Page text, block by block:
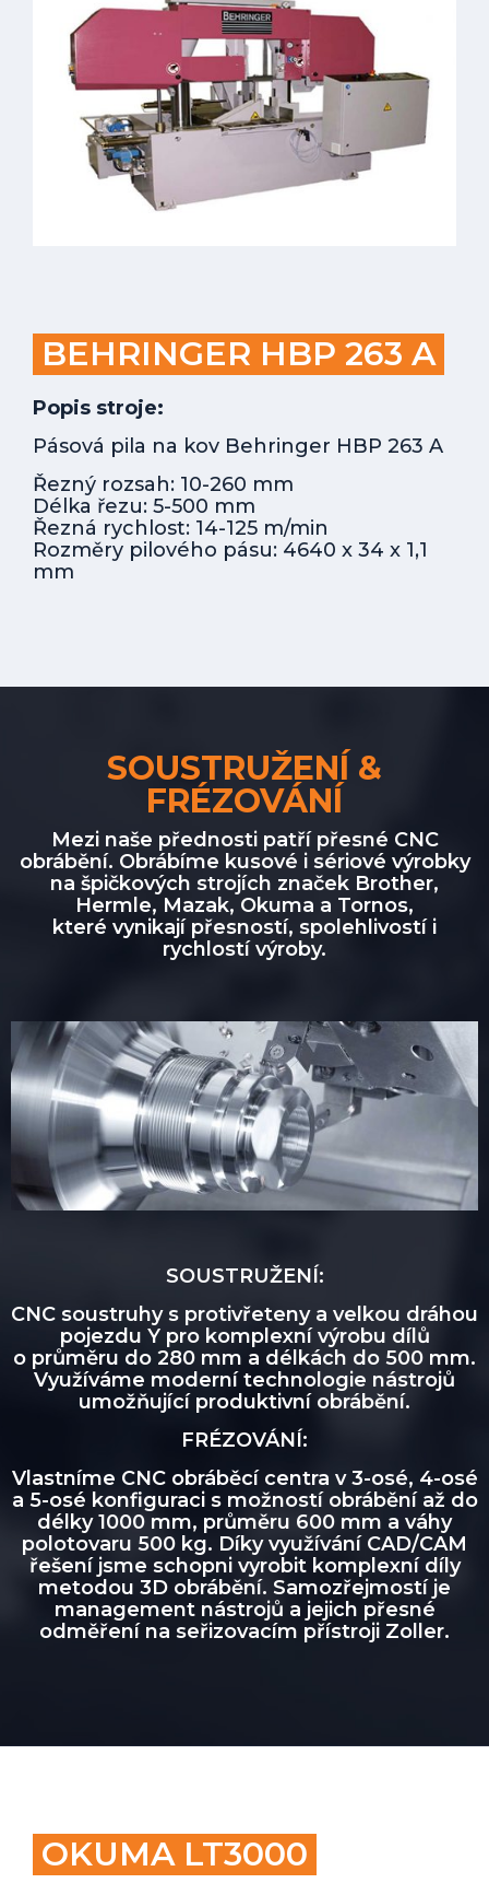
BEHRINGER HBP 263 A
Popis stroje:
Pásová pila na kov Behringer HBP 263 A
Řezný rozsah: 10-260 mm
Délka řezu: 5-500 mm
Řezná rychlost: 14-125 m/min
Rozměry pilového pásu: 4640 x 34 x 1,1
mm
SOUSTRUŽENÍ &
FRÉZOVÁNÍ
Mezi naše přednosti patří přesné CNC
obrábění. Obrábíme kusové i sériové výrobky
na špičkových strojích značek Brother,
Hermle, Mazak, Okuma a Tornos,
které vynikají přesností, spolehlivostí i
rychlostí výroby.
SOUSTRUŽENÍ:
CNC soustruhy s protivřeteny a velkou dráhou
pojezdu Y pro komplexní výrobu dílů
o průměru do 280 mm a délkách do 500 mm.
Využíváme moderní technologie nástrojů
umožňující produktivní obrábění.
FRÉZOVÁNÍ:
Vlastníme CNC obráběcí centra v 3-osé, 4-osé
a 5-osé konfiguraci s možností obrábění až do
délky 1000 mm, průměru 600 mm a váhy
polotovaru 500 kg. Díky využívání CAD/CAM
řešení jsme schopni vyrobit komplexní díly
metodou 3D obrábění. Samozřejmostí je
management nástrojů a jejich přesné
odměření na seřizovacím přístroji Zoller.
OKUMA LT3000